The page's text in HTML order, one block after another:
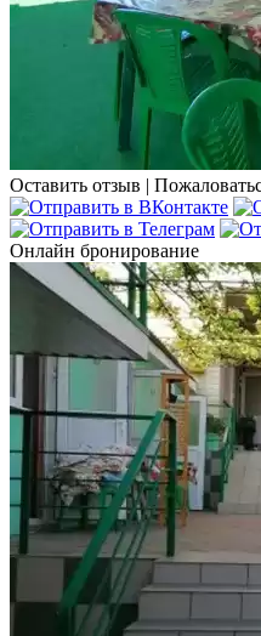
Оставить отзыв |
Онлайн бронирование